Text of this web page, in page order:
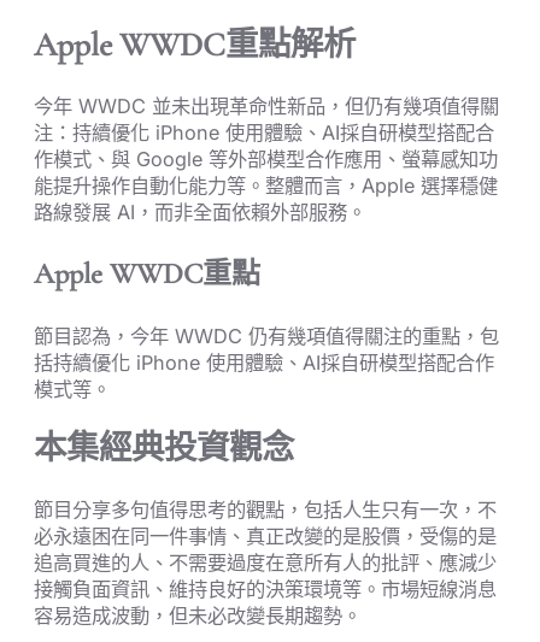
Apple WWDC重點解析
今年 WWDC 並未出現革命性新品，但仍有幾項值得關
注：持續優化 iPhone 使用體驗、AI採自研模型搭配合
作模式、與 Google 等外部模型合作應用、螢幕感知功
能提升操作自動化能力等。整體而言，Apple 選擇穩健
路線發展 AI，而非全面依賴外部服務。
Apple WWDC重點
節目認為，今年 WWDC 仍有幾項值得關注的重點，包
括持續優化 iPhone 使用體驗、AI採自研模型搭配合作
模式等。
本集經典投資觀念
節目分享多句值得思考的觀點，包括人生只有一次，不
必永遠困在同一件事情、真正改變的是股價，受傷的是
追高買進的人、不需要過度在意所有人的批評、應減少
接觸負面資訊、維持良好的決策環境等。市場短線消息
容易造成波動，但未必改變長期趨勢。